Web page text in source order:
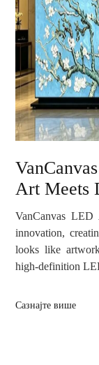
Art Meets
VanCanvas
innovation,
looks like
high-definition
Сазнајте више